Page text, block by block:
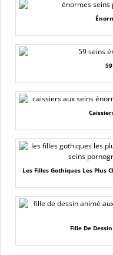
Les Filles Gothiques Les Plus
Fille De